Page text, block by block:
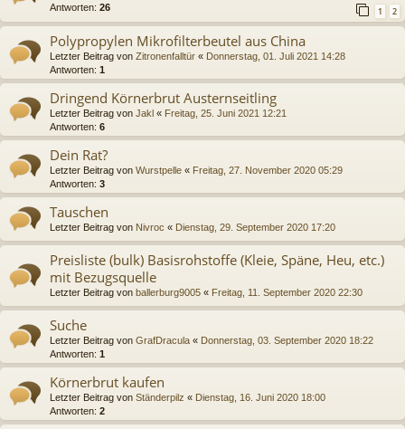
Antworten: 26 1 2
Polypropylen Mikrofilterbeutel aus China
Letzter Beitrag von Zitronenfalltür « Donnerstag, 01. Juli 2021 14:28
Antworten: 1
Dringend Körnerbrut Austernseitling
Letzter Beitrag von Jakl « Freitag, 25. Juni 2021 12:21
Antworten: 6
Dein Rat?
Letzter Beitrag von Wurstpelle « Freitag, 27. November 2020 05:29
Antworten: 3
Tauschen
Letzter Beitrag von Nivroc « Dienstag, 29. September 2020 17:20
Preisliste (bulk) Basisrohstoffe (Kleie, Späne, Heu, etc.)
mit Bezugsquelle
Letzter Beitrag von ballerburg9005 « Freitag, 11. September 2020 22:30
Suche
Letzter Beitrag von GrafDracula « Donnerstag, 03. September 2020 18:22
Antworten: 1
Körnerbrut kaufen
Letzter Beitrag von Ständerpilz « Dienstag, 16. Juni 2020 18:00
Antworten: 2